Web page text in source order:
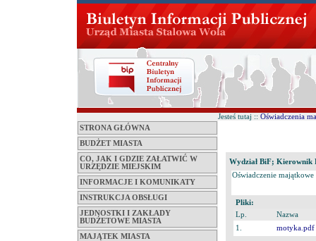
STRONA GŁÓWNA
BUDŻET MIASTA
CO, JAK I GDZIE ZAŁATWIĆ W
URZĘDZIE MIEJSKIM
INFORMACJE I KOMUNIKATY
INSTRUKCJA OBSŁUGI
JEDNOSTKI I ZAKŁADY
BUDŻETOWE MIASTA
MAJĄTEK MIASTA
Jesteś tutaj :: Oświadczenia
Wydział BiF; Kierownik
Oświadczenie
Pliki:
Lp.
Nazwa
1.
motyka.pdf